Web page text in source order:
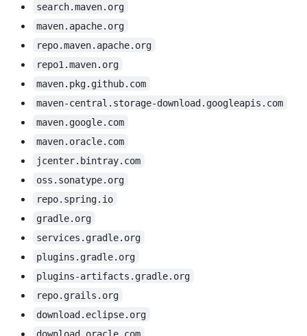
search.maven.org
maven.apache.org
repo.maven.apache.org
repo1.maven.org
maven.pkg.github.com
maven-central.storage-download.googleapis.com
maven.google.com
maven.oracle.com
jcenter.bintray.com
oss.sonatype.org
repo.spring.io
gradle.org
services.gradle.org
plugins.gradle.org
plugins-artifacts.gradle.org
repo.grails.org
download.eclipse.org
download.oracle.com